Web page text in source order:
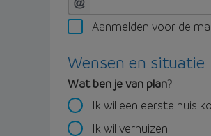
Aanmelden voor de
Wensen en situatie
Wat ben je van plan?
Ik wil een eerste huis
Ik wil verhuizen